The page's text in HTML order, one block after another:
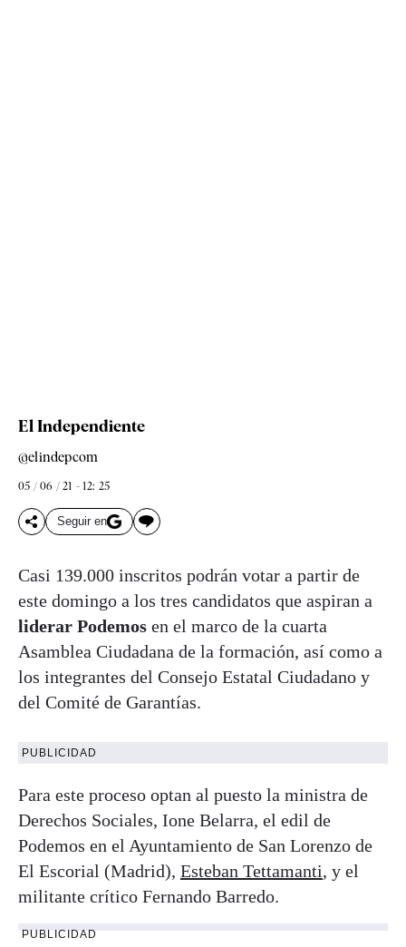
El Independiente
@elindepcom
05 / 06 / 21 - 12: 25
Seguir en
Casi 139.000 inscritos podrán votar a partir de
este domingo a los tres candidatos que aspiran a
liderar Podemos en el marco de la cuarta
Asamblea Ciudadana de la formación, así como a
los integrantes del Consejo Estatal Ciudadano y
del Comité de Garantías.
PUBLICIDAD
Para este proceso optan al puesto la ministra de
Derechos Sociales, Ione Belarra, el edil de
Podemos en el Ayuntamiento de San Lorenzo de
El Escorial (Madrid), Esteban Tettamanti, y el
militante crítico Fernando Barredo.
PUBLICIDAD